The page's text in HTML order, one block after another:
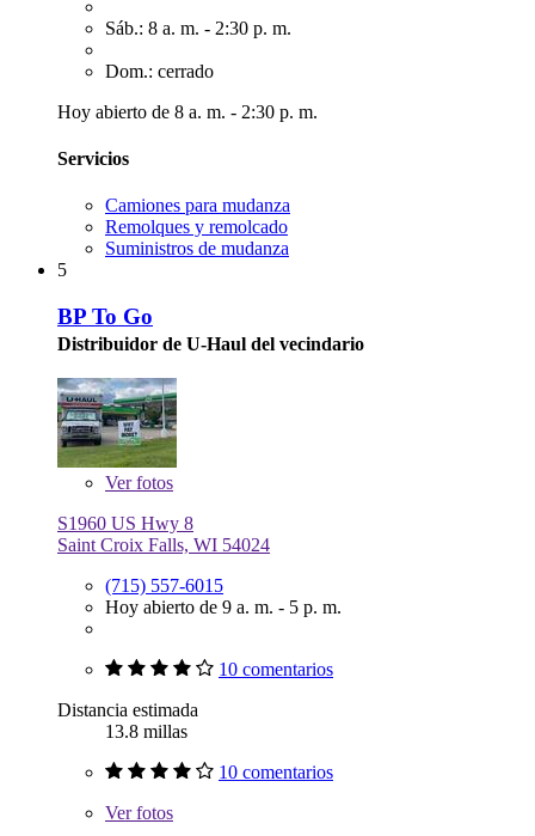
Sáb.: 8 a. m. - 2:30 p. m.
Dom.: cerrado
Hoy abierto de 8 a. m. - 2:30 p. m.
Servicios
Camiones para mudanza
Remolques y remolcado
Suministros de mudanza
5
BP To Go
Distribuidor de U-Haul del vecindario
Verfotos
S1960 US Hwy 8
Saint Croix Falls, WI 54024
(715) 557-6015
Hoy abierto de 9 a. m. - 5 p. m.
10 comentarios
Distancia estimada
13.8 millas
10 comentarios
Verfotos